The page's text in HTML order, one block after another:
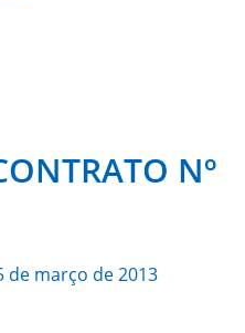
Nº
de março de 2013